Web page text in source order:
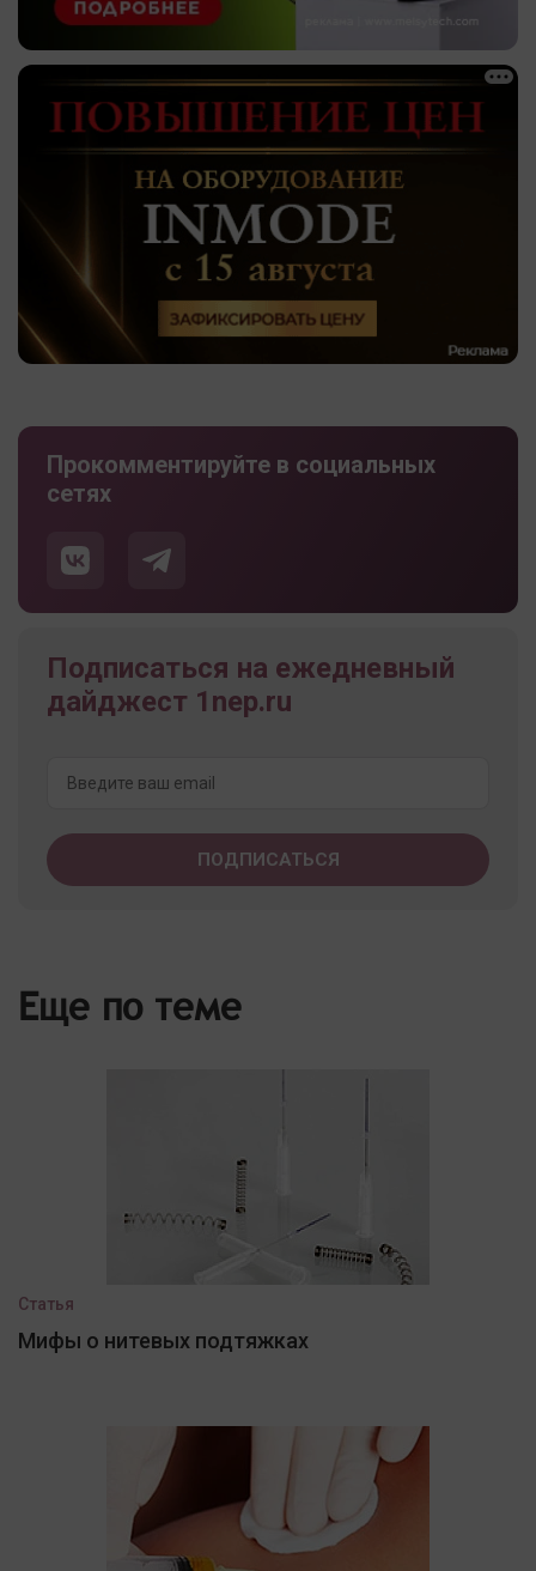
Прокомментируйте в социальных
сетях
Подписаться на ежедневный
дайджест 1nep.ru
Еще по теме
Статья
Мифы о нитевых подтяжках